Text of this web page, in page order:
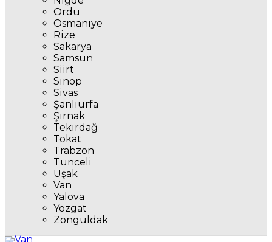
Ordu
Osmaniye
Rize
Sakarya
Samsun
Siirt
Sinop
Sivas
Şanlıurfa
Şırnak
Tekirdağ
Tokat
Trabzon
Tunceli
Uşak
Van
Yalova
Yozgat
Zonguldak